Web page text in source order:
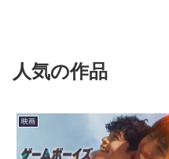
人気の作品
映画